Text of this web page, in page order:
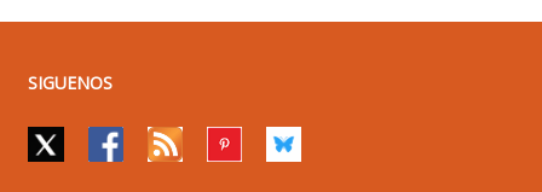
SIGUENOS